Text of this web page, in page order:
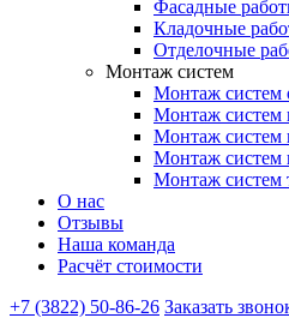
Фасадные
Кладочные
Отделочные
Монтаж систем
Монтаж систем
Монтаж систем
Монтаж систем
Монтаж систем
Монтаж систем
О нас
Отзывы
Наша команда
Расчёт стоимости
+7 (3822) 50-86-26 Заказать